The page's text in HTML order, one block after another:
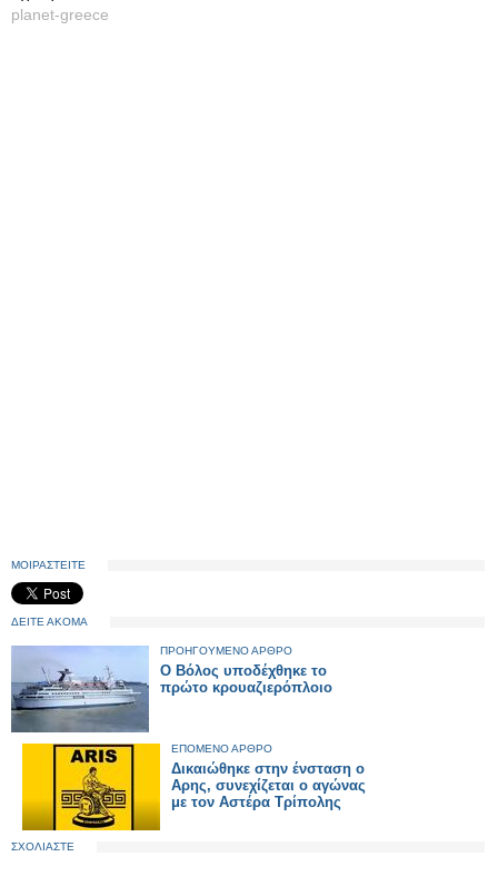
planet-greece
ΜΟΙΡΑΣΤΕΙΤΕ
ΔΕΙΤΕ ΑΚΟΜΑ
ΠΡΟΗΓΟΥΜΕΝΟ ΑΡΘΡΟ
Ο Βόλος υποδέχθηκε το
πρώτο κρουαζιερόπλοιο
ΕΠΟΜΕΝΟ ΑΡΘΡΟ
Δικαιώθηκε στην ένσταση ο
Αρης, συνεχίζεται ο αγώνας
με τον Αστέρα Τρίπολης
ΣΧΟΛΙΑΣΤΕ